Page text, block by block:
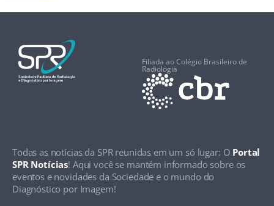
Filiada ao Colégio Brasileiro de
Radiologia
Todas as notícias da SPR reunidas em um só lugar: O Portal
SPR Notícias! Aqui você se mantém informado sobre os
eventos e novidades da Sociedade e o mundo do
Diagnóstico por Imagem!